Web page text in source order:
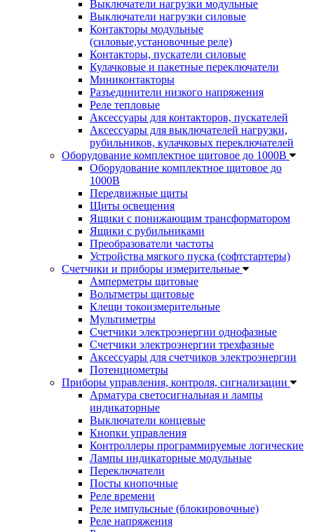
Выключатели нагрузки модульные
Выключатели нагрузки силовые
Контакторы модульные
(силовые,установочные реле)
Контакторы, пускатели силовые
Кулачковые и пакетные переключатели
Миниконтакторы
Разъединители низкого напряжения
Реле тепловые
Аксессуары для контакторов, пускателей
Аксессуары для выключателей нагрузки,
рубильников, кулачковых переключателей
Оборудование комплектное щитовое до 1000В
Оборудование комплектное щитовое до
1000В
Передвижные щиты
Щиты освещения
Ящики с понижающим трансформатором
Ящики с рубильниками
Преобразователи частоты
Устройства мягкого пуска (софтстартеры)
Счетчики и приборы измерительные
Амперметры щитовые
Вольтметры щитовые
Клещи токоизмерительные
Мультиметры
Счетчики электроэнергии однофазные
Счетчики электроэнергии трехфазные
Аксессуары для счетчиков электроэнергии
Потенциометры
Приборы управления, контроля, сигнализации
Арматура светосигнальная и лампы
индикаторные
Выключатели концевые
Кнопки управления
Контроллеры программируемые логические
Лампы индикаторные модульные
Переключатели
Посты кнопочные
Реле времени
Реле импульсные (блокировочные)
Реле напряжения